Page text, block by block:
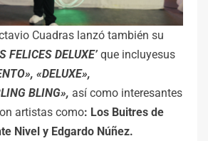
Cuadras lanzó también su
FELICES DELUXE’ que incluyesus
«DELUXE»,
BLING», así como interesantes
artistas como: Los Buitres de
Nivel y Edgardo Núñez.